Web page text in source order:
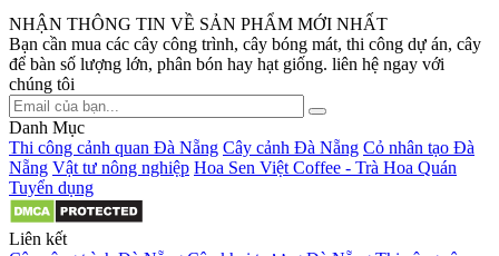
NHẬN THÔNG TIN VỀ SẢN PHẨM MỚI NHẤT
Bạn cần mua các cây công trình, cây bóng mát, thi công dự án, cây
để bàn số lượng lớn, phân bón hay hạt giống. liên hệ ngay với
chúng tôi
Danh Mục
Thi công cảnh quan Đà Nẵng Cây cảnh Đà Nẵng Cỏ nhân tạo Đà
Nẵng Vật tư nông nghiệp Hoa Sen Việt Coffee - Trà Hoa Quán
Tuyển dụng
Liên kết